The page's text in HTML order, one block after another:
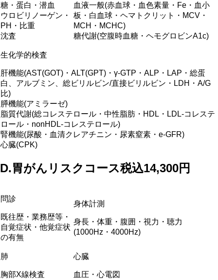
糖・蛋白・潜血
ウロビリノーゲン・
PH・比重
沈査
血液一般(赤血球・血色素量・Fe・血小
板・白血球・ヘマトクリット・MCV・
MCH・MCHC)
糖代謝(空腹時血糖・ヘモグロビンA1c)
生化学的検査
肝機能(AST(GOT)・ALT(GPT)・γ-GTP・ALP・LAP・総蛋
白、アルブミン、総ビリルビン/直接ビリルビン・LDH・A/G
比)
膵機能(アミラーゼ)
脂質代謝(総コレステロール・中性脂肪・HDL・LDL-コレステ
ロール・nonHDL-コレステロール)
腎機能(尿酸・血清クレアチニン・尿素窒素・e-GFR)
心臓(CPK)
D.胃がんリスクコース税込14,300円
問診
既往歴・業務歴等・
自覚症状・他覚症状
の有無
身体計測
身長・体重・腹囲・視力・聴力
(1000Hz・4000Hz)
肺
胸部X線検査
心臓
血圧・心電図